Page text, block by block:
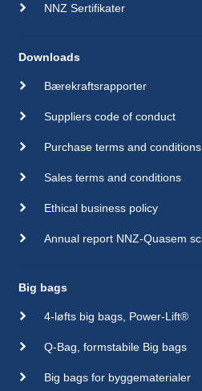
NNZ Sertifikater
Downloads
Bærekraftsrapporter
Suppliers code of conduct
Purchase terms and conditions
Sales terms and conditions
Ethical business policy
Annual report NNZ-Quasem
Big bags
4-løfts big bags, Power-Lift®
Q-Bag, formstabile Big bags
Big bags for byggematerialer